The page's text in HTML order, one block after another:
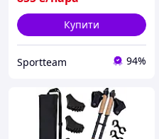
Купити
Sportteam 94%